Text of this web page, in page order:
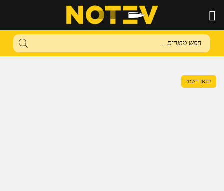
Products
search
יבואן רשמי